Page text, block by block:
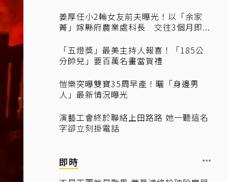
姜厚任小2輪女友前夫曝光！以「余家
菁」嫁縣府農業處科長 交往3個月即...
「五燈獎」最美主持人報喜！「185公
分帥兒」要百萬名畫當賀禮
愷樂突曝雙寶35周早產！曬「身邊男
人」最新情況曝光
演藝工會終於聯絡上田路路 她一聽這名
字卻立刻掛電話
即時